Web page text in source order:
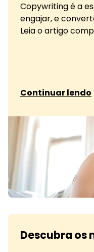
Copywriting é a
engajar, e
Leia o artigo
Continuar lendo
Descubra os